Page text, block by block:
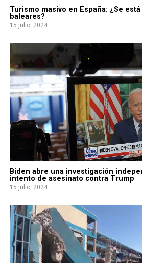
Turismo masivo en España: ¿Se
baleares?
15 julio, 2024
Biden abre una investigación
intento de asesinato contra Trump
15 julio, 2024